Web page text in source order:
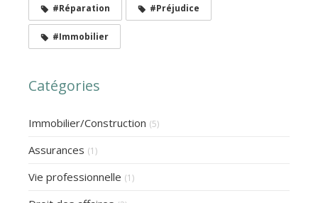
#Réparation #Préjudice
#Immobilier
Catégories
Immobilier/Construction (5)
Assurances (1)
Vie professionnelle (1)